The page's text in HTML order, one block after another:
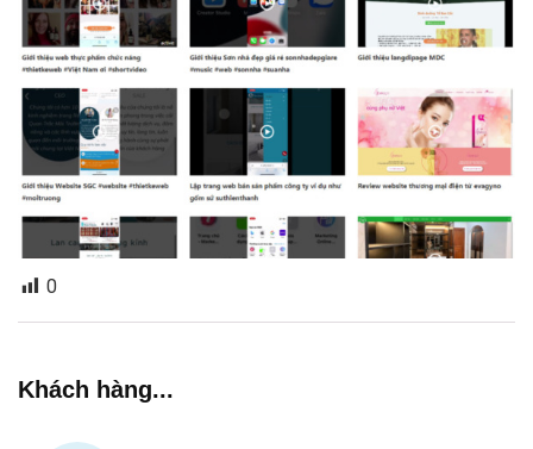
0
Khách hàng...